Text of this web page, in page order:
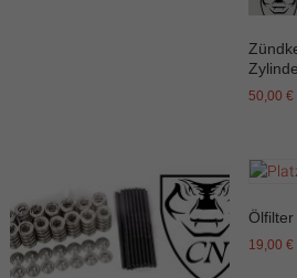
50,00 €
Ölfilter
19,00 €